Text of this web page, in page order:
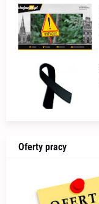
Oferty pracy